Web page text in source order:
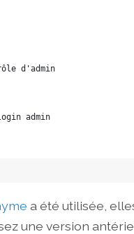
d'admin
admin
a été utilisée,
une version